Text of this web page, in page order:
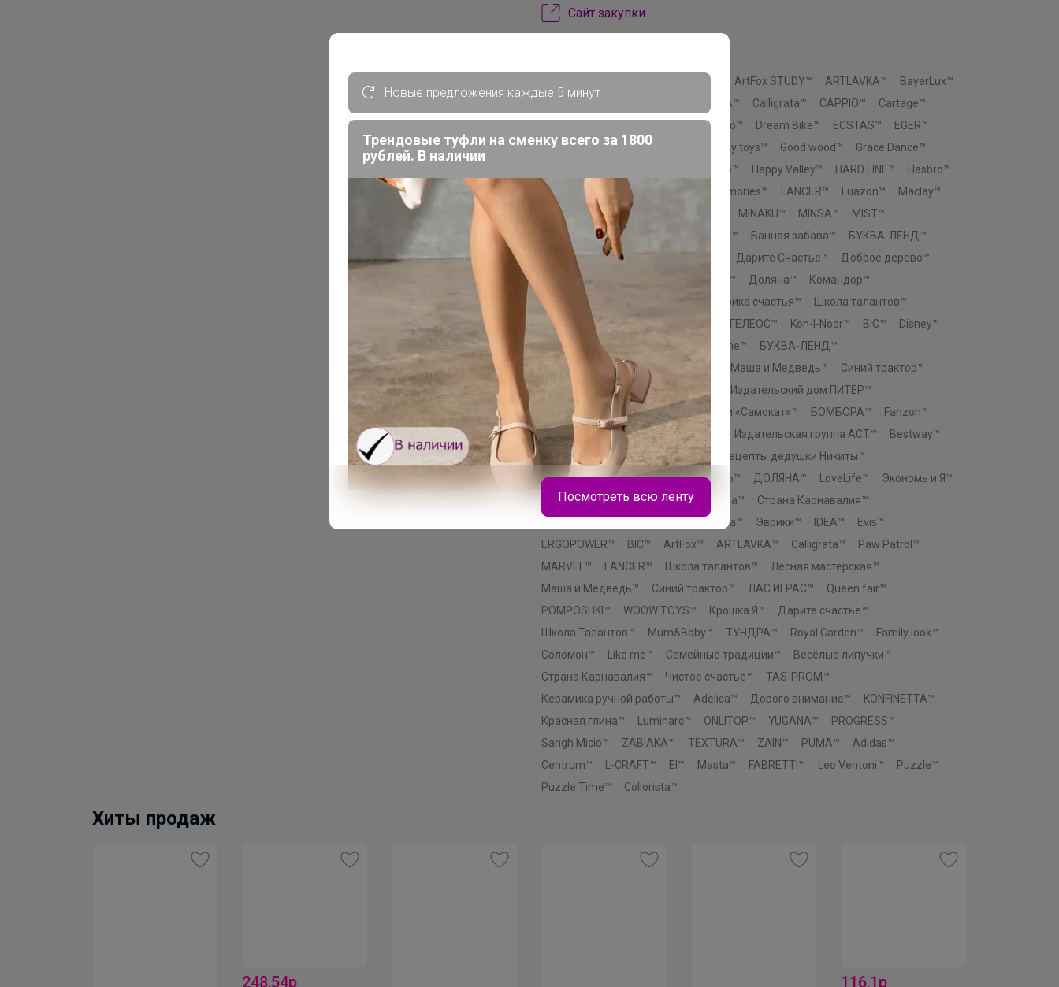
Сайт закупки
ArtFox™ ArtFox STUDY™ ARTLAVKA™
BayerLux™
Be Beauty™
BOSHIKA™ Calligrata™ CAPPIO™
Cartage™
Dolce Ceramo™ Dream Bike™ ECSTAS™
EGER™
EUROGOLD™
FIGHT EMPIRE™ Funny toys™ Good wood™
Grace Dance™
Greengo™ Happy Valley™ HARD LINE™
Hasbro™
IQ-ZABIAKA™
KAFTAN™ Keep memories™ LANCER™ Luazon™
Maclay™
Magistro™
MARVEL™ MINAKU™ MINSA™
MIST™
NAZAMOK™
Автоград™ Арт Узор™ Банная забава™
БУКВА-ЛЕНД™
Выбражулька™
Дарите Счастье™
Доброе дерево™
Доброе здоровье™
Добропаровъ™ Доляна™
Командор™
Маша и медведь™
Фабрика счастья™
Школа талантов™
Эврики™
Этель™ ГЕЛЕОС™ Koh-I-Noor™ BIC™
Disney™
Paw Patrol™
Luazon Home™
БУКВА-ЛЕНД™
Лесная мастерская™
Маша и Медведь™
Синий трактор™
Смешарики™
AKUBA™
Издательский дом ПИТЕР™
Эксмодетство™
Издательский дом «Самокат»™ БОМБОРА™
Fanzon™
Комильфо™
МОЗАИКА-СИНТЕЗ™ Издательская группа АСТ™
Bestway™
INTEX™
SAFEX™ Мой выбор™
Рецепты дедушки Никиты™
Добропаровъ™
Greengo™ ЭТЕЛЬ™ ДОЛЯНА™ LoveLife™
Экономь и Я™
Крошка Я™
Уральская мануфактура™
Страна Карнавалия™
Альтернатива™ Эврики™ IDEA™
Evis™
ERGOPOWER™
BIC™ ArtFox™ ARTLAVKA™ Calligrata™
Paw Patrol™
MARVEL™
LANCER™ Школа талантов™
Лесная мастерская™
Маша и Медведь™
Синий трактор™ ЛАС ИГРАС™
Queen fair™
POMPOSHKI™
WOOW TOYS™ Крошка Я™
Дарите счастье™
Школа Талантов™
Mum&Baby™ ТУНДРА™ Royal Garden™
Family look™
Соломон™
Like me™ Семейные традиции™
Весёлые липучки™
Страна Карнавалия™
Чистое счастье™
TAS-PROM™
Керамика ручной работы™
Adelica™ Дорого внимание™
KONFINETTA™
Красная глина™
Luminarc™ ONLITOP™ YUGANA™
PROGRESS™
Sangh Micio™
ZABIAKA™ TEXTURA™ ZAIN™ PUMA™
Adidas™
Centrum™
L-CRAFT™ El™ Masta™ FABRETTI™ Leo Ventoni™
Puzzle™
Puzzle Time™
Collorista™
Хиты продаж
248,54р 116,1р
Новые предложения каждые 5 минут
Трендовые туфли на сменку всего за 1800
рублей. В наличии
Посмотреть всю ленту